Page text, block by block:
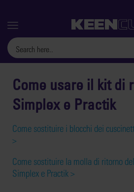
Menu
Come usare il kit di
Simplex e Practik
Come sostituire i blocchi dei
>
Come sostituire la molla di ritorno
Simplex e Practik >